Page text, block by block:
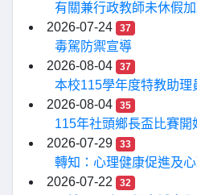
有關兼行政教師未休假
2026-07-24
37
毒駕防禦宣導
2026-08-04
37
本校115學年度特教助理
2026-08-04
35
115年社頭鄉長盃比賽開
2026-07-29
33
轉知：心理健康促進及
2026-07-22
32